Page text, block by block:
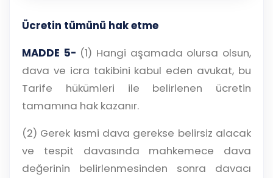
Ücretin tümünü hak etme
MADDE 5- (1) Hangi aşamada olursa olsun,
dava ve icra takibini kabul eden avukat, bu
Tarife hükümleri ile belirlenen ücretin
tamamına hak kazanır.
(2) Gerek kısmi dava gerekse belirsiz alacak
ve tespit davasında mahkemece dava
değerinin belirlenmesinden sonra davacı